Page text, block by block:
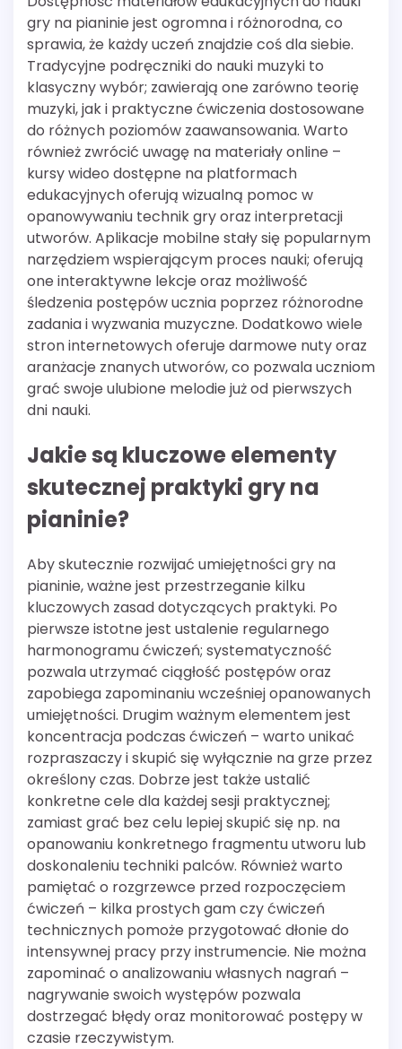
gry na pianinie jest ogromna i różnorodna, co
sprawia, że każdy uczeń znajdzie coś dla siebie.
Tradycyjne podręczniki do nauki muzyki to
klasyczny wybór; zawierają one zarówno teorię
muzyki, jak i praktyczne ćwiczenia dostosowane
do różnych poziomów zaawansowania. Warto
również zwrócić uwagę na materiały online –
kursy wideo dostępne na platformach
edukacyjnych oferują wizualną pomoc w
opanowywaniu technik gry oraz interpretacji
utworów. Aplikacje mobilne stały się popularnym
narzędziem wspierającym proces nauki; oferują
one interaktywne lekcje oraz możliwość
śledzenia postępów ucznia poprzez różnorodne
zadania i wyzwania muzyczne. Dodatkowo wiele
stron internetowych oferuje darmowe nuty oraz
aranżacje znanych utworów, co pozwala uczniom
grać swoje ulubione melodie już od pierwszych
dni nauki.
Jakie są kluczowe elementy
skutecznej praktyki gry na
pianinie?
Aby skutecznie rozwijać umiejętności gry na
pianinie, ważne jest przestrzeganie kilku
kluczowych zasad dotyczących praktyki. Po
pierwsze istotne jest ustalenie regularnego
harmonogramu ćwiczeń; systematyczność
pozwala utrzymać ciągłość postępów oraz
zapobiega zapominaniu wcześniej opanowanych
umiejętności. Drugim ważnym elementem jest
koncentracja podczas ćwiczeń – warto unikać
rozpraszaczy i skupić się wyłącznie na grze przez
określony czas. Dobrze jest także ustalić
konkretne cele dla każdej sesji praktycznej;
zamiast grać bez celu lepiej skupić się np. na
opanowaniu konkretnego fragmentu utworu lub
doskonaleniu techniki palców. Również warto
pamiętać o rozgrzewce przed rozpoczęciem
ćwiczeń – kilka prostych gam czy ćwiczeń
technicznych pomoże przygotować dłonie do
intensywnej pracy przy instrumencie. Nie można
zapominać o analizowaniu własnych nagrań –
nagrywanie swoich występów pozwala
dostrzegać błędy oraz monitorować postępy w
czasie rzeczywistym.